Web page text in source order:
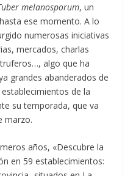
melanosporum, un
ese momento. A lo
numerosas iniciativas
mercados, charlas
algo que ha
grandes abanderados de
de la
su temporada, que va
marzo.
años, «Descubre la
en 59 establecimientos: